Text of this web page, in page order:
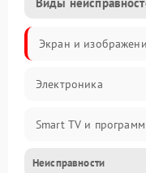
Экран и
Электроника
Smart TV и
Питание и запуск
Неисправности